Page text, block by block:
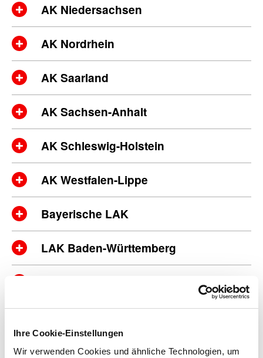
Ihre Cookie-Einstellungen
Wir verwenden Cookies und ähnliche Technologien, um
AK Niedersachsen
AK Nordrhein
AK Saarland
AK Sachsen-Anhalt
AK Schleswig-Holstein
AK Westfalen-Lippe
Bayerische LAK
LAK Baden-Württemberg
LAK Rheinland-Pfalz